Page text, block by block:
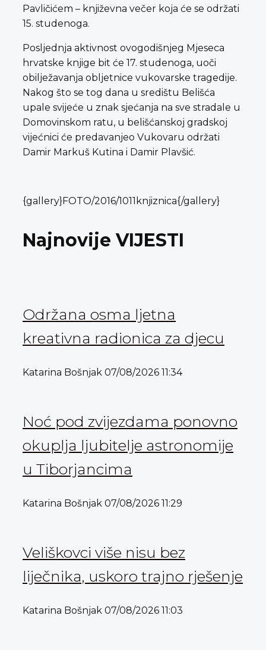
Pavličićem – književna večer koja će se održati
15. studenoga.
Posljednja aktivnost ovogodišnjeg Mjeseca
hrvatske knjige bit će 17. studenoga, uoči
obilježavanja obljetnice vukovarske tragedije.
Nakog što se tog dana u središtu Belišća
upale svijeće u znak sjećanja na sve stradale u
Domovinskom ratu, u belišćanskoj gradskoj
vijećnici će predavanjeo Vukovaru održati
Damir Markuš Kutina i Damir Plavšić.
{gallery}FOTO/2016/1011knjiznica{/gallery}
Najnovije VIJESTI
Održana osma ljetna
kreativna radionica za djecu
Katarina Bošnjak 07/08/2026 11:34
Noć pod zvijezdama ponovno
okuplja ljubitelje astronomije
u Tiborjancima
Katarina Bošnjak 07/08/2026 11:29
Veliškovci više nisu bez
liječnika, uskoro trajno rješenje
Katarina Bošnjak 07/08/2026 11:03